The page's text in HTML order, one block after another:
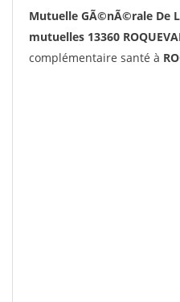
Mutuelle GÃ©nÃ©rale De
mutuelles 13360
complémentaire santé à